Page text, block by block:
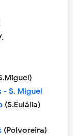
- S. Miguel
(S.Eulália)
(Polvoreira)